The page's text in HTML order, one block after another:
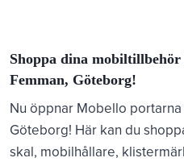
Shoppa dina
Femman, Göteborg!
Nu öppnar Mobello
Göteborg! Här kan du
skal, mobilhållare,